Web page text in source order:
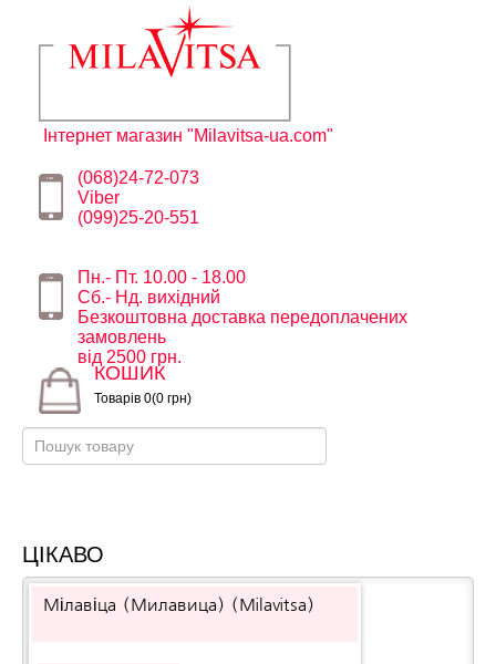
Інтернет магазин "Milavitsa-ua.com"
(068)24-72-073
Viber
(099)25-20-551
Пн.- Пт. 10.00 - 18.00
Сб.- Нд. вихідний
Безкоштовна доставка передоплачених
замовлень
від 2500 грн.
КОШИК
Товарів 0(0 грн)
ЦІКАВО
Мілавіца (Милавица) (Milavitsa)